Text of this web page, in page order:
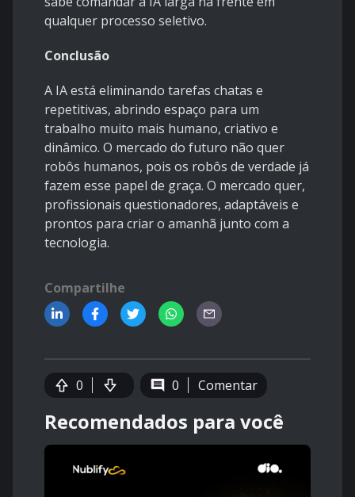
qualquer processo seletivo.
Conclusão
A IA está eliminando tarefas chatas e
repetitivas, abrindo espaço para um
trabalho muito mais humano, criativo e
dinâmico. O mercado do futuro não quer
robôs humanos, pois os robôs de verdade já
fazem esse papel de graça. O mercado quer,
profissionais questionadores, adaptáveis e
prontos para criar o amanhã junto com a
tecnologia.
Compartilhe
0 0 Comentar
Recomendados para você